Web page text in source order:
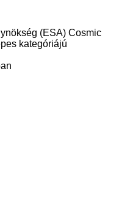
(ESA) Cosmic
kategóriájú